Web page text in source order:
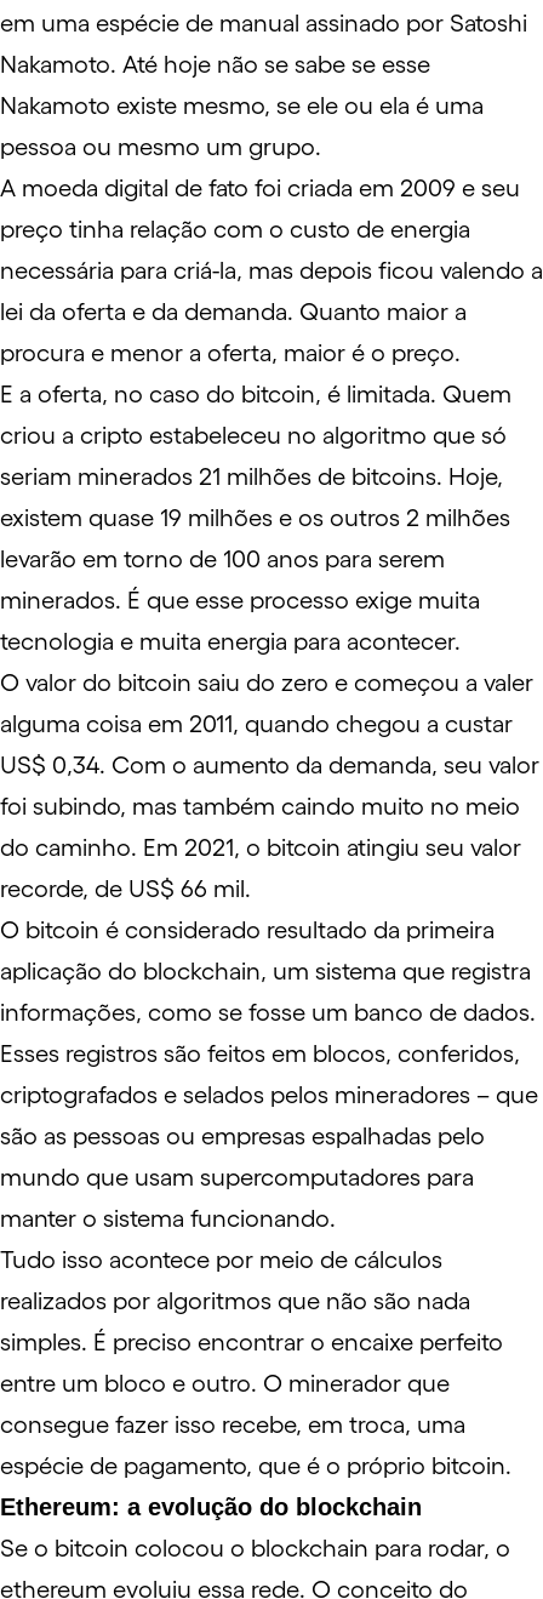
em uma espécie de manual assinado por Satoshi
Nakamoto. Até hoje não se sabe se esse
Nakamoto existe mesmo, se ele ou ela é uma
pessoa ou mesmo um grupo.
A moeda digital de fato foi criada em 2009 e seu
preço tinha relação com o custo de energia
necessária para criá-la, mas depois ficou valendo a
lei da oferta e da demanda. Quanto maior a
procura e menor a oferta, maior é o preço.
E a oferta, no caso do bitcoin, é limitada. Quem
criou a cripto estabeleceu no algoritmo que só
seriam minerados 21 milhões de bitcoins. Hoje,
existem quase 19 milhões e os outros 2 milhões
levarão em torno de 100 anos para serem
minerados. É que esse processo exige muita
tecnologia e muita energia para acontecer.
O valor do bitcoin saiu do zero e começou a valer
alguma coisa em 2011, quando chegou a custar
US$ 0,34. Com o aumento da demanda, seu valor
foi subindo, mas também caindo muito no meio
do caminho. Em 2021, o bitcoin atingiu seu valor
recorde, de US$ 66 mil.
O bitcoin é considerado resultado da primeira
aplicação do blockchain, um sistema que registra
informações, como se fosse um banco de dados.
Esses registros são feitos em blocos, conferidos,
criptografados e selados pelos mineradores – que
são as pessoas ou empresas espalhadas pelo
mundo que usam supercomputadores para
manter o sistema funcionando.
Tudo isso acontece por meio de cálculos
realizados por algoritmos que não são nada
simples. É preciso encontrar o encaixe perfeito
entre um bloco e outro. O minerador que
consegue fazer isso recebe, em troca, uma
espécie de pagamento, que é o próprio bitcoin.
Ethereum: a evolução do blockchain
Se o bitcoin colocou o blockchain para rodar, o
ethereum evoluiu essa rede. O conceito do